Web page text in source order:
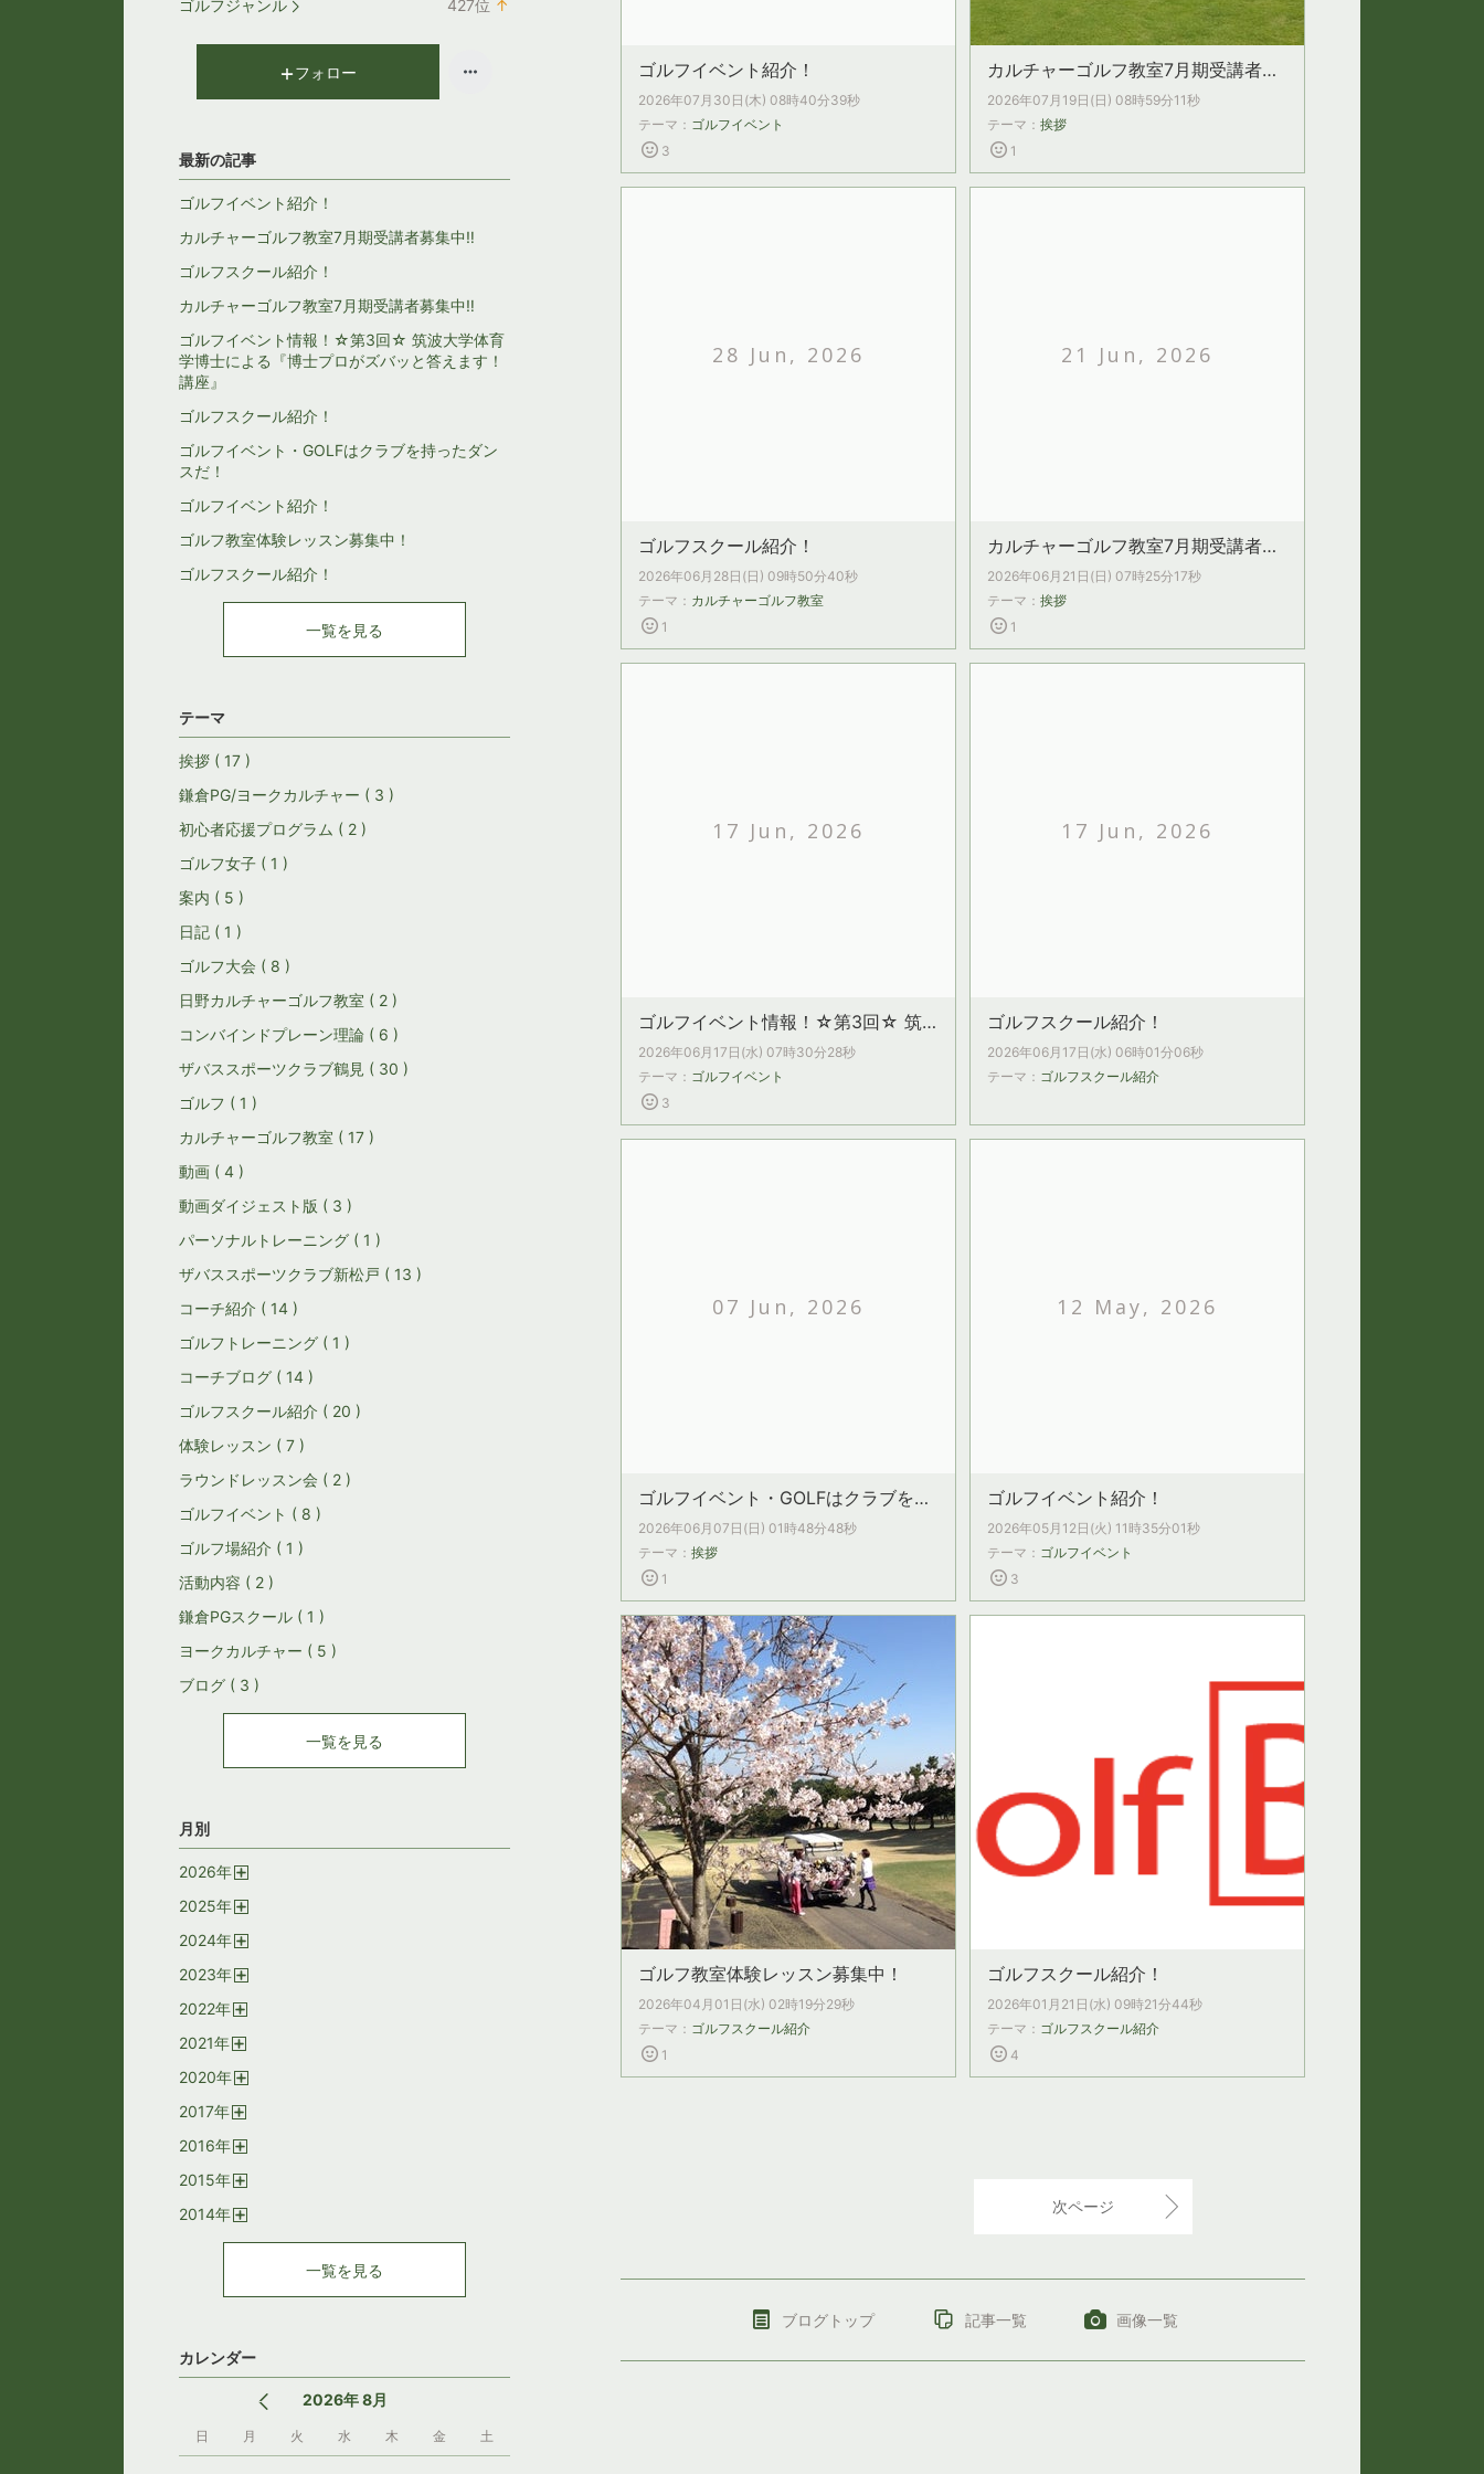
ゴルフイベント紹介！
2026年07月30日(木) 08時40分39秒
テーマ： ゴルフイベント
3
カルチャーゴルフ教室7月期受講者募集中‼
2026年07月19日(日) 08時59分11秒
テーマ： 挨拶
1
28 Jun, 2026
ゴルフスクール紹介！
2026年06月28日(日) 09時50分40秒
テーマ： カルチャーゴルフ教室
1
21 Jun, 2026
カルチャーゴルフ教室7月期受講者募集中‼
2026年06月21日(日) 07時25分17秒
テーマ： 挨拶
1
17 Jun, 2026
ゴルフイベント情報！☆第3回☆ 筑波大学体育学博士による『博士プロがズバッと答えます！講座』
2026年06月17日(水) 07時30分28秒
テーマ： ゴルフイベント
3
17 Jun, 2026
ゴルフスクール紹介！
2026年06月17日(水) 06時01分06秒
テーマ： ゴルフスクール紹介
07 Jun, 2026
ゴルフイベント・GOLFはクラブを持ったダンスだ！
2026年06月07日(日) 01時48分48秒
テーマ： 挨拶
1
12 May, 2026
ゴルフイベント紹介！
2026年05月12日(火) 11時35分01秒
テーマ： ゴルフイベント
3
ゴルフ教室体験レッスン募集中！
2026年04月01日(水) 02時19分29秒
テーマ： ゴルフスクール紹介
1
ゴルフスクール紹介！
2026年01月21日(水) 09時21分44秒
テーマ： ゴルフスクール紹介
4
次ページ
ブログトップ 記事一覧 画像一覧
ゴルフジャンル 427位 ↑
フォロー
最新の記事
ゴルフイベント紹介！
カルチャーゴルフ教室7月期受講者募集中‼
ゴルフスクール紹介！
カルチャーゴルフ教室7月期受講者募集中‼
ゴルフイベント情報！☆第3回☆ 筑波大学体育
学博士による『博士プロがズバッと答えます！
講座』
ゴルフスクール紹介！
ゴルフイベント・GOLFはクラブを持ったダン
スだ！
ゴルフイベント紹介！
ゴルフ教室体験レッスン募集中！
ゴルフスクール紹介！
一覧を見る
テーマ
挨拶 ( 17 )
鎌倉PG/ヨークカルチャー ( 3 )
初心者応援プログラム ( 2 )
ゴルフ女子 ( 1 )
案内 ( 5 )
日記 ( 1 )
ゴルフ大会 ( 8 )
日野カルチャーゴルフ教室 ( 2 )
コンバインドプレーン理論 ( 6 )
ザバススポーツクラブ鶴見 ( 30 )
ゴルフ ( 1 )
カルチャーゴルフ教室 ( 17 )
動画 ( 4 )
動画ダイジェスト版 ( 3 )
パーソナルトレーニング ( 1 )
ザバススポーツクラブ新松戸 ( 13 )
コーチ紹介 ( 14 )
ゴルフトレーニング ( 1 )
コーチブログ ( 14 )
ゴルフスクール紹介 ( 20 )
体験レッスン ( 7 )
ラウンドレッスン会 ( 2 )
ゴルフイベント ( 8 )
ゴルフ場紹介 ( 1 )
活動内容 ( 2 )
鎌倉PGスクール ( 1 )
ヨークカルチャー ( 5 )
ブログ ( 3 )
一覧を見る
月別
2026年
2025年
2024年
2023年
2022年
2021年
2020年
2017年
2016年
2015年
2014年
一覧を見る
カレンダー
2026年 8月
日 月 火 水 木 金 土